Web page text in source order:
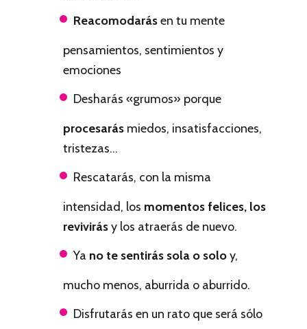
Reacomodarásen tu mente
pensamientos, sentimientos y
emociones
Desharás «grumos» porque
procesarás miedos, insatisfacciones,
tristezas…
Rescatarás, con la misma
intensidad, los momentos felices, los
revivirásy los atraerás de nuevo.
Ya no te sentirás sola o soloy,
mucho menos, aburrida o aburrido.
Disfrutarás en un rato que será sólo